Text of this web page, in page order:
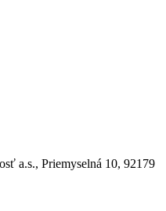
a.s., Priemyselná 10, 92179